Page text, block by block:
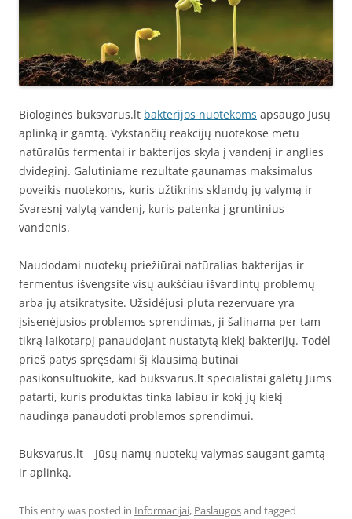
Biologinės buksvarus.lt bakterijos nuotekoms apsaugo Jūsų
aplinką ir gamtą. Vykstančių reakcijų nuotekose metu
natūralūs fermentai ir bakterijos skyla į vandenį ir anglies
dvideginį. Galutiniame rezultate gaunamas maksimalus
poveikis nuotekoms, kuris užtikrins sklandų jų valymą ir
švaresnį valytą vandenį, kuris patenka į gruntinius
vandenis.
Naudodami nuotekų priežiūrai natūralias bakterijas ir
fermentus išvengsite visų aukščiau išvardintų problemų
arba jų atsikratysite. Užsidėjusi pluta rezervuare yra
įsisenėjusios problemos sprendimas, ji šalinama per tam
tikrą laikotarpį panaudojant nustatytą kiekį bakterijų. Todėl
prieš patys spręsdami šį klausimą būtinai
pasikonsultuokite, kad buksvarus.lt specialistai galėtų Jums
patarti, kuris produktas tinka labiau ir kokį jų kiekį
naudinga panaudoti problemos sprendimui.
Buksvarus.lt – Jūsų namų nuotekų valymas saugant gamtą
ir aplinką.
This entry was posted in Informacijai, Paslaugosand tagged